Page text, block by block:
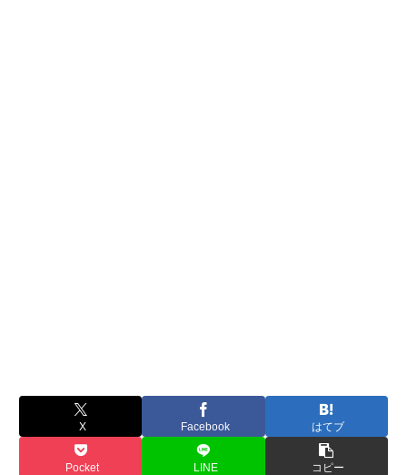
X Facebook はてブ
Pocket LINE コピー